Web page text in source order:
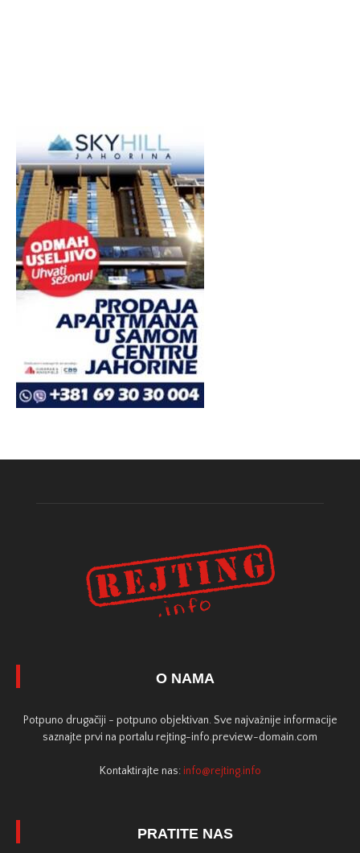
O NAMA
Potpuno drugačiji - potpuno objektivan. Sve najvažnije informacije
saznajte prvi na portalu rejting-info.preview-domain.com
Kontaktirajte nas: info@rejting.info
PRATITE NAS